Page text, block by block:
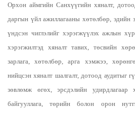
Орхон аймгийн Санхүүгийн хяналт,
даргын үйл ажиллагааны хөтөлбөр, эдийн
үндсэн чиглэлийг хэрэгжүүлэх ажлын
хэрэгжилтэд хяналт тавих, төсвийн
зарлага, хөтөлбөр, арга хэмжээ,
нийцсэн хяналт шалгалт, дотоод аудитыг
зөвлөмж өгөх, эрсдэлийн удирдлагаар
байгууллага, төрийн болон орон